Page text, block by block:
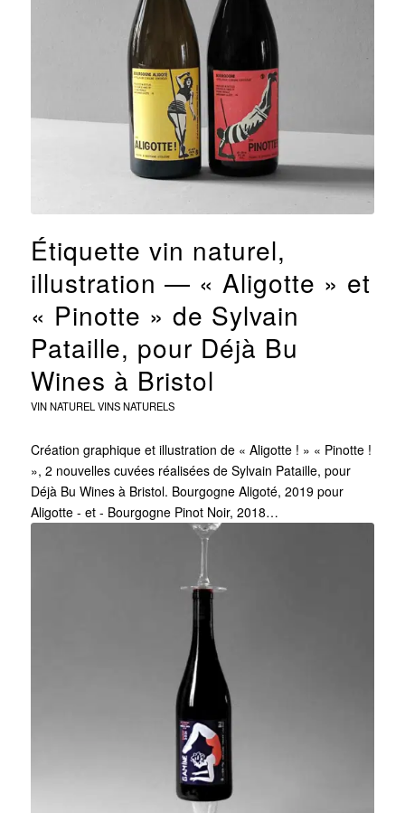
Étiquette vin naturel,
illustration — « Aligotte » et
« Pinotte » de Sylvain
Pataille, pour Déjà Bu
Wines à Bristol
VIN NATUREL VINS NATURELS
Création graphique et illustration de « Aligotte ! » « Pinotte !
», 2 nouvelles cuvées réalisées de Sylvain Pataille, pour
Déjà Bu Wines à Bristol. Bourgogne Aligoté, 2019 pour
Aligotte - et - Bourgogne Pinot Noir, 2018…